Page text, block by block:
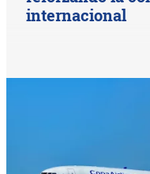
internacional